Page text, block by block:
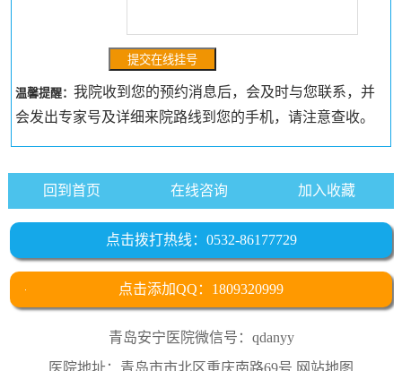
温馨提醒：我院收到您的预约消息后，会及时与您联系，并
会发出专家号及详细来院路线到您的手机，请注意查收。
回到首页 在线咨询 加入收藏
点击拨打热线：0532-86177729
点击添加QQ：1809320999
青岛安宁医院微信号：qdanyy
医院地址：青岛市市北区重庆南路69号 网站地图